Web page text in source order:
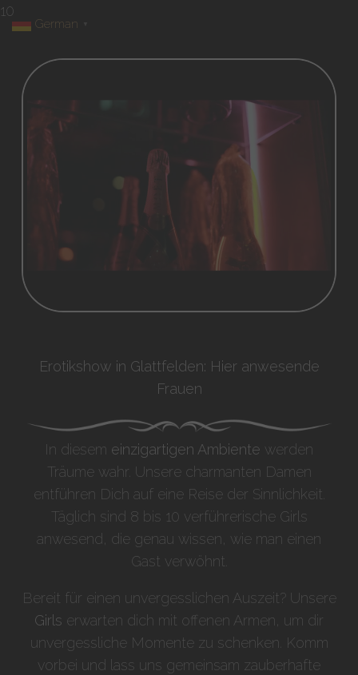
10
Erotikshow in Glattfelden: Hier anwesende
Frauen
In diesem einzigartigen Ambiente werden
Träume wahr. Unsere charmanten Damen
entführen Dich auf eine Reise der Sinnlichkeit.
Täglich sind 8 bis 10 verführerische Girls
anwesend, die genau wissen, wie man einen
Gast verwöhnt.
Bereit für einen unvergesslichen Auszeit? Unsere
Girls erwarten dich mit offenen Armen, um dir
unvergessliche Momente zu schenken. Komm
vorbei und lass uns gemeinsam zauberhafte
German